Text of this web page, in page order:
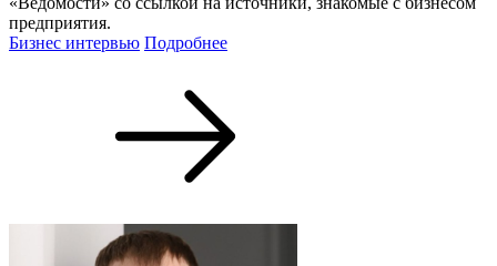
предприятия.
Бизнес интервью Подробнее